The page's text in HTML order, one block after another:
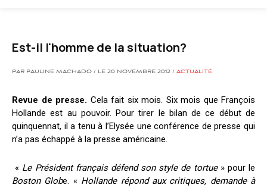
Est-il l'homme de la situation?
PAR PAULINE MACHADO / LE 20 NOVEMBRE 2012 / ACTUALITÉ
Revue de presse. Cela fait six mois. Six mois que François
Hollande est au pouvoir. Pour tirer le bilan de ce début de
quinquennat, il a tenu à l’Elysée une conférence de presse qui
n’a pas échappé à la presse américaine.
« Le Président français défend son style de tortue» pour le
Boston Globe. « Hollande répond aux critiques, demande à